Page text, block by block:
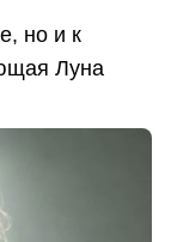
но и к
Луна